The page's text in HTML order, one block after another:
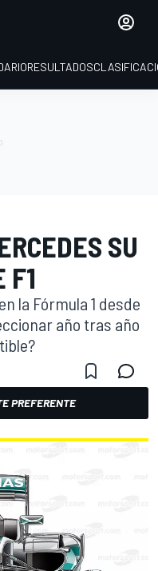
RESULTADOS
SU
F1
la Fórmula 1 desde
año tras año
PREFERENTE